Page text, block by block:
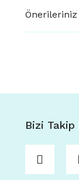
Önerileriniz
Bizi Takip